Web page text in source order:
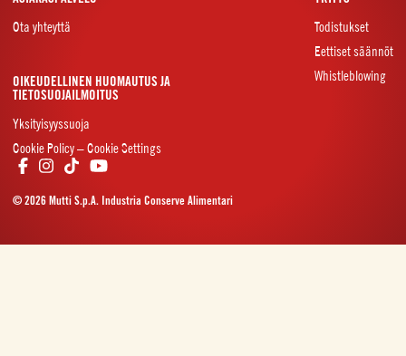
Ota yhteyttä
Todistukset
Eettiset säännöt
Whistleblowing
OIKEUDELLINEN HUOMAUTUS JA
TIETOSUOJAILMOITUS
Yksityisyyssuoja
Cookie Policy – Cookie Settings
© 2026 Mutti S.p.A. Industria Conserve Alimentari